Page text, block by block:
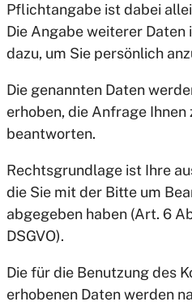
Pflichtangabe ist dabei
Die Angabe weiterer
dazu, um Sie persönlich
Die genannten Daten
erhoben, die Anfrage Ihnen
beantworten.
Rechtsgrundlage ist Ihre
die Sie mit der Bitte um
abgegeben haben (Art. 6
DSGVO).
Die für die Benutzung des
erhobenen Daten werden